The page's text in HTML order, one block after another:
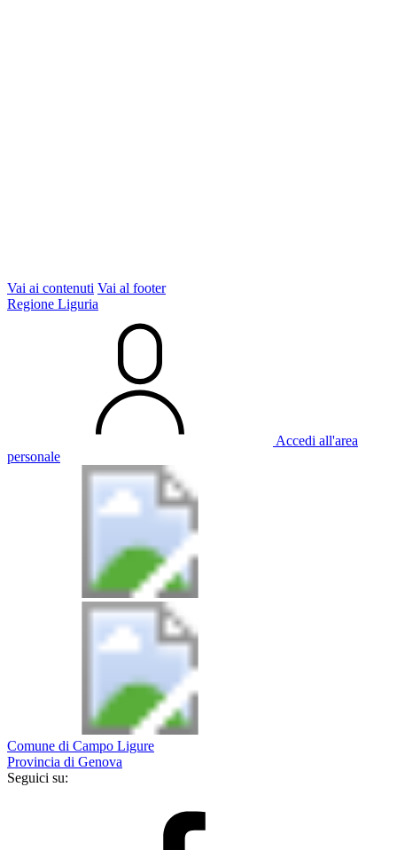
Vai ai contenuti Vai al footer
Regione Liguria
Accedi all'area
personale
Comune di Campo Ligure
Provincia di Genova
Seguici su: